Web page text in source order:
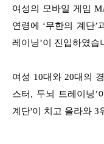
여성의 모바일 게임
연령에 ‘무한의 계단
레이닝’이 진입하였습
여성 10대와 20대의
스터, 두뇌 트레이닝’
계단'이 치고 올라와 3